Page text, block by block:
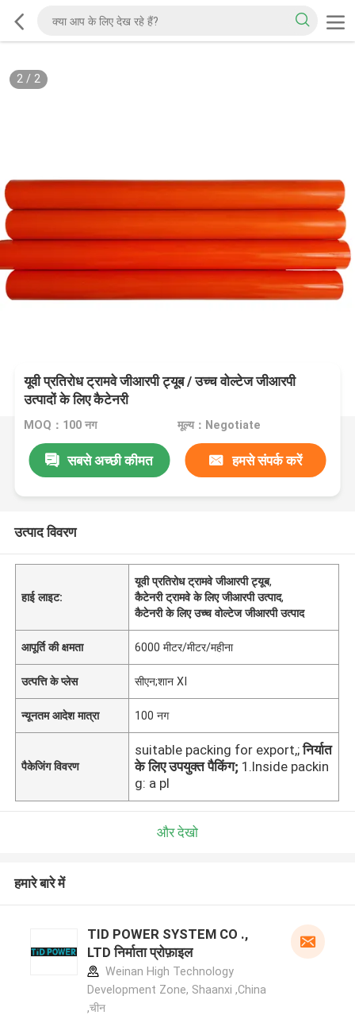
2/ 2
यूवी प्रतिरोध ट्रामवे जीआरपी ट्यूब / उच्च वोल्टेज जीआरपी
उत्पादों के लिए कैटेनरी
MOQ：100 नग मूल्य：Negotiate
सबसे अच्छी कीमत हमसे संपर्क करें
उत्पाद विवरण
हाई लाइट:
यूवी प्रतिरोध ट्रामवे जीआरपी ट्यूब,
कैटेनरी ट्रामवे के लिए जीआरपी उत्पाद,
कैटेनरी के लिए उच्च वोल्टेज जीआरपी उत्पाद
आपूर्ति की क्षमता 6000 मीटर/मीटर/महीना
उत्पत्ति के प्लेस सीएन;शान XI
न्यूनतम आदेश मात्रा 100 नग
पैकेजिंग विवरण
suitable packing for export,; निर्यात
के लिए उपयुक्त पैकिंग; 1.Inside packin
g: a pl
और देखो
हमारे बारे में
TID POWER SYSTEM CO .,
LTD निर्माता प्रोफ़ाइल
Weinan High Technology
Development Zone, Shaanxi ,China
,चीन